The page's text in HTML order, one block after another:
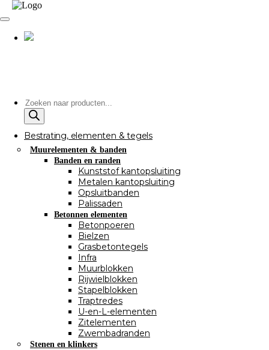
Producten
zoeken
Bestrating, elementen & tegels
Muurelementen & banden
Banden en randen
Kunststof kantopsluiting
Metalen kantopsluiting
Opsluitbanden
Palissaden
Betonnen elementen
Betonpoeren
Bielzen
Grasbetontegels
Infra
Muurblokken
Rijwielblokken
Stapelblokken
Traptredes
U-en-L-elementen
Zitelementen
Zwembadranden
Stenen en klinkers